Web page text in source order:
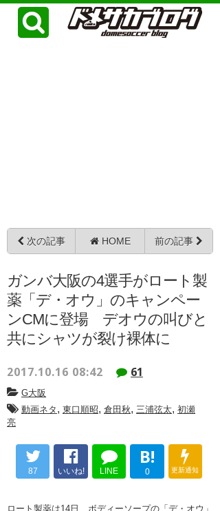
次の記事 HOME 前の記事
ガンバ大阪の4選手がロート製
薬「デ・オウ」のキャンペー
ンCMに登場 デオウの叫びと
共にシャツが裂け裸体に
2017.10.16 08:42 61
G大阪
動画ネタ , 東口順昭, 倉田秋, 三浦弦太, 初瀬
亮
87 いいね! LINE
B!
0 更新通知
ロート製薬は14日、ボディーソープの「デ・オウ」